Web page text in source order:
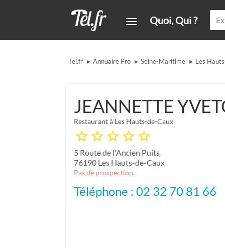
Quoi, Qui ?
Tel.fr ▸ Annuaire Pro ▸ Seine-Maritime ▸ Les
JEANNETTE
Restaurant à Les Hauts-de-Caux
5 Route de l'Ancien Puits
76190 Les Hauts-de-Caux
Pas de prospection.
Téléphone : 02 32 70 81 66